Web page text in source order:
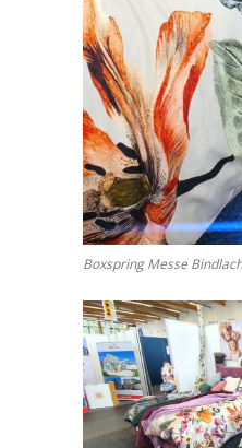
Boxspring Messe Bindlach